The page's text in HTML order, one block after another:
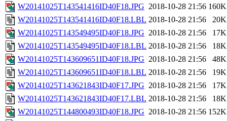
W20141025T143541416ID40F18.JPG 2018-10-28 21:56 160K
W20141025T143541416ID40F18.LBL 2018-10-28 21:56
20K
W20141025T143549495ID40F18.JPG 2018-10-28 21:56
17K
W20141025T143549495ID40F18.LBL 2018-10-28 21:56
18K
W20141025T143609651ID40F18.JPG 2018-10-28 21:56
48K
W20141025T143609651ID40F18.LBL 2018-10-28 21:56
19K
W20141025T143621843ID40F17.JPG 2018-10-28 21:56
17K
W20141025T143621843ID40F17.LBL 2018-10-28 21:56
18K
W20141025T144800493ID40F18.JPG 2018-10-28 21:56 152K